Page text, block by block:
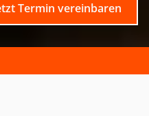
Termin vereinbaren